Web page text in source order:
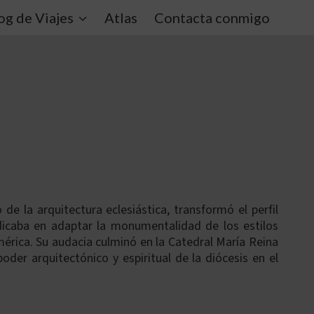
de Viajes Atlas Contacta conmigo
la arquitectura eclesiástica, transformó el perfil
en adaptar la monumentalidad de los estilos
Su audacia culminó en la Catedral María Reina
arquitectónico y espiritual de la diócesis en el